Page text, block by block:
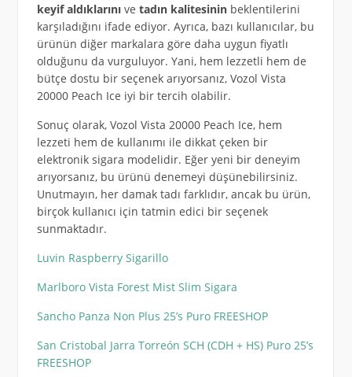
keyif aldıklarınıve tadın kalitesininbeklentilerini
karşıladığını ifade ediyor. Ayrıca, bazı kullanıcılar, bu
ürünün diğer markalara göre daha uygun fiyatlı
olduğunu da vurguluyor. Yani, hem lezzetli hem de
bütçe dostu bir seçenek arıyorsanız, Vozol Vista
20000 Peach Ice iyi bir tercih olabilir.
Sonuç olarak, Vozol Vista 20000 Peach Ice, hem
lezzeti hem de kullanımı ile dikkat çeken bir
elektronik sigara modelidir. Eğer yeni bir deneyim
arıyorsanız, bu ürünü denemeyi düşünebilirsiniz.
Unutmayın, her damak tadı farklıdır, ancak bu ürün,
birçok kullanıcı için tatmin edici bir seçenek
sunmaktadır.
Luvin Raspberry Sigarillo
Marlboro Vista Forest Mist Slim Sigara
Sancho Panza Non Plus 25’s Puro FREESHOP
San Cristobal Jarra Torreón SCH (CDH + HS) Puro 25’s
FREESHOP